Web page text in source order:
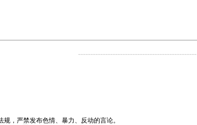
------------------------------------------------
，严禁发布色情、暴力、反动的言论。